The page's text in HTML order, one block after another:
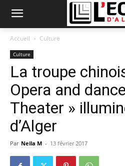
Accueil Culture
Culture
La troupe
Opera and
Theater »
d’Alger
Par Neila M - 13 février 2017